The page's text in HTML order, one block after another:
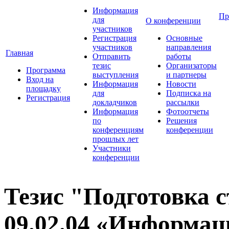
Главная
Программа
Вход на
площадку
Регистрация
Информация
для
участников
Регистрация
участников
Отправить
тезис
выступления
Информация
для
докладчиков
Информация
по
конференциям
прошлых лет
Участники
конференции
О конференции
Основные
направления
работы
Организаторы
и партнеры
Новости
Подписка на
рассылки
Фотоотчеты
Решения
конференции
Тезис "Подготовка